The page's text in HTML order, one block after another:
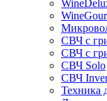
СВЧ с
СВЧ с
СВЧ Solo
СВЧ
Техника